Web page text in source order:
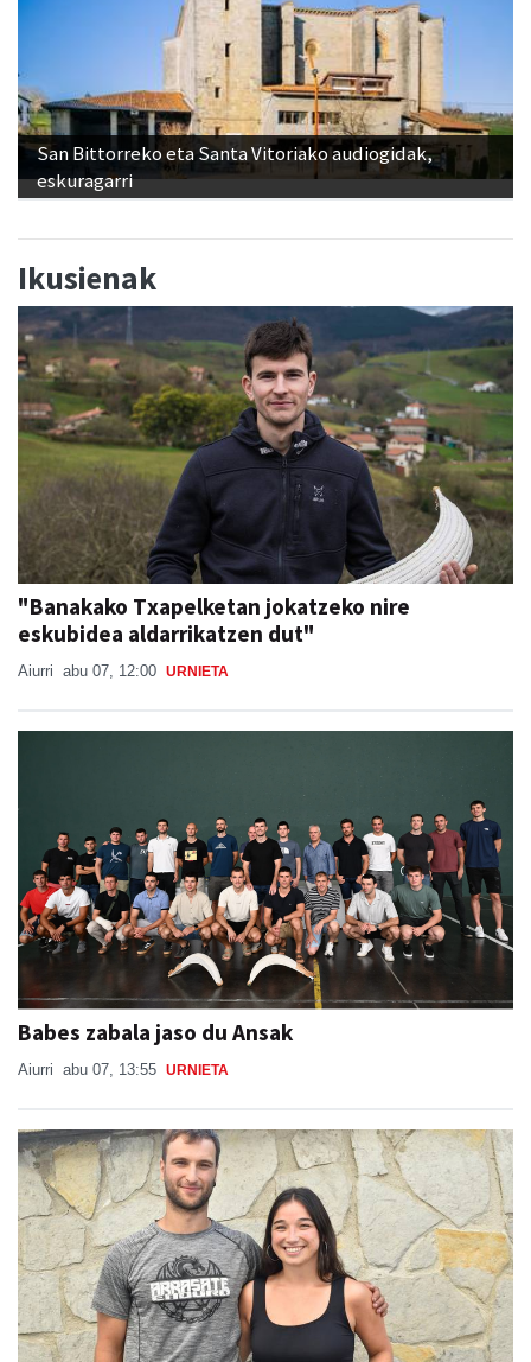
San Bittorreko eta Santa Vitoriako audiogidak,
eskuragarri
Ikusienak
"Banakako Txapelketan jokatzeko nire
eskubidea aldarrikatzen dut"
Aiurri abu 07, 12:00 URNIETA
Babes zabala jaso du Ansak
Aiurri abu 07, 13:55 URNIETA